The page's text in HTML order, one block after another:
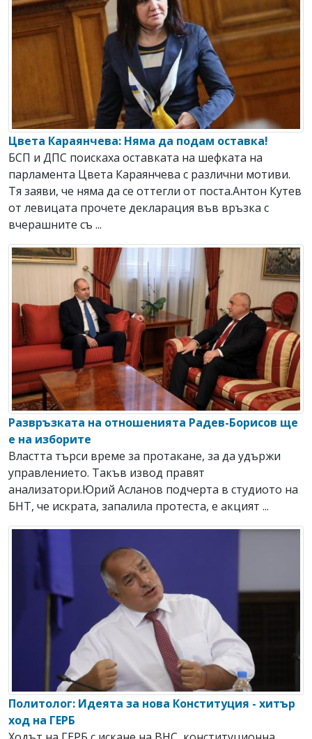
Цвета Караянчева: Няма да подам оставка!
БСП и ДПС поискаха оставката на шефката на
парламента Цвета Караянчева с различни мотиви.
Тя заяви, че няма да се оттегли от поста.Антон Кутев
от левицата прочете декларация във връзка с
вчерашните съ ...
Развръзката на отношенията Радев-Борисов ще
е на изборите
Властта търси време за протакане, за да удържи
управлението. Такъв извод правят
анализатори.Юрий Асланов подчерта в студиото на
БНТ, че искрата, запалила протеста, е акцият ...
Политолог: Идеята за нова Конституция - хитър
ход на ГЕРБ